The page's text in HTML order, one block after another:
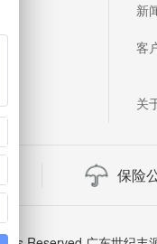
新
客
关
保险